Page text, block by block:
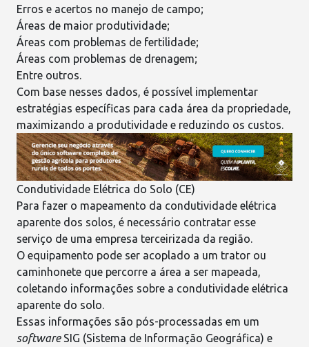
Erros e acertos no manejo de campo;
Áreas de maior produtividade;
Áreas com problemas de fertilidade;
Áreas com problemas de drenagem;
Entre outros.
Com base nesses dados, é possível implementar
estratégias específicas para cada área da propriedade,
maximizando a produtividade e reduzindo os custos.
Condutividade Elétrica do Solo (CE)
Para fazer o mapeamento da condutividade elétrica
aparente dos solos, é necessário contratar esse
serviço de uma empresa terceirizada da região.
O equipamento pode ser acoplado a um trator ou
caminhonete que percorre a área a ser mapeada,
coletando informações sobre a condutividade elétrica
aparente do solo.
Essas informações são pós-processadas em um
softwareSIG (Sistema de Informação Geográfica) e